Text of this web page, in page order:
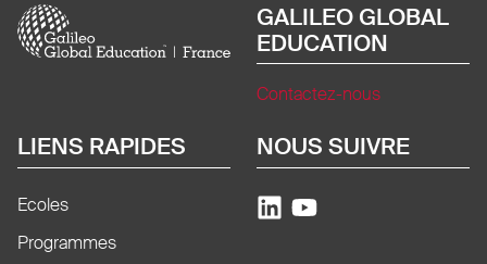
Image
GALILEO GLOBAL
EDUCATION
Contactez-nous
LIENS RAPIDES
Ecoles
Programmes
NOUS SUIVRE